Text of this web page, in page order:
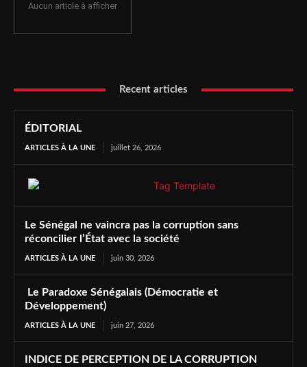
Aucun article à afficher
Recent articles
ÉDITORIAL
ARTICLES À LA UNE juillet 26, 2026
Le Sénégal ne vaincra pas la corruption sans
réconcilier l’État avec la société
ARTICLES À LA UNE juin 30, 2026
Le Paradoxe Sénégalais (Démocratie et
Développement)
ARTICLES À LA UNE juin 27, 2026
INDICE DE PERCEPTION DE LA CORRUPTION